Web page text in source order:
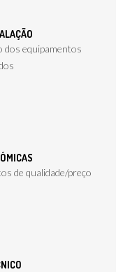
dos equipamentos
de qualidade/preço